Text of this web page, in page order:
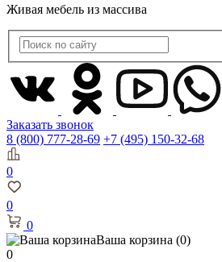
Живая мебель из массива
Заказать звонок
8 (800) 777-28-69 +7 (495) 150-32-68
0
0
0
Ваша корзина (0)
0